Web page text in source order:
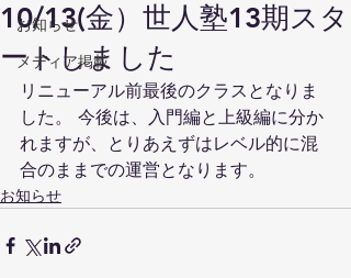
お知らせ
メディア掲載
10/13(金）世人塾13期スタ
ートしました
リニューアル前最後のクラスとなりま
した。 今後は、入門編と上級編に分か
れますが、とりあえずはレベル的に混
合のままでの運営となります。
お知らせ